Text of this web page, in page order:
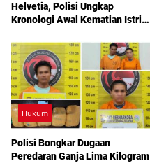
Helvetia, Polisi Ungkap
Kronologi Awal Kematian Istri
Hukum
Polisi Bongkar Dugaan
Peredaran Ganja Lima Kilogram